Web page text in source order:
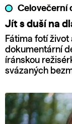
Celovečerní
Jít s duší na
Fátima fotí
dokumentární
íránskou
svázaných